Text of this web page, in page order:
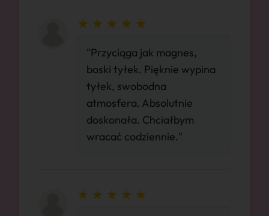
"Przyciąga jak magnes,
boski tyłek. Pięknie wypina
tyłek, swobodna
atmosfera. Absolutnie
doskonała. Chciałbym
wracać codziennie."